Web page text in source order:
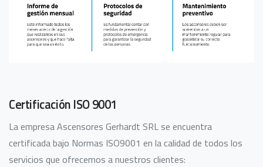
Certificación ISO 9001
La empresa Ascensores Gerhardt SRL se encuentra
certificada bajo Normas ISO9001 en la calidad de todos los
servicios que ofrecemos a nuestros clientes: